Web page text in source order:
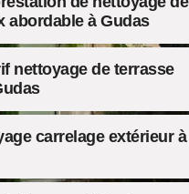
abordable à Gudas
nettoyage de terrasse
carrelage extérieur à